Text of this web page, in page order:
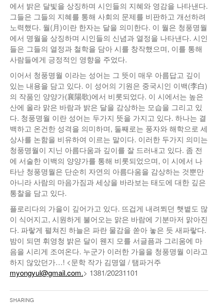
에서 밝은 달빛을 상징하며 시인들의 지혜와 영감을 나타낸다.
그들은 그들의 지혜를 통해 사회의 문제를 비판하고 개선하려
노력했다. 월(月)이란 한자는 달을 의미한다. 이 월은 청풍명월
에서 명월을 상징하며 시인들의 신념과 열정을 나타낸다. 시인
들은 그들의 열정과 철학을 담아 시를 창작했으며, 이를 통해
사람들에게 긍정적인 영향을 주었다.
이어서 청풍명월 이라는 성어는 그 뜻이 매우 아름답고 깊이
있는 내용을 담고 있다. 이 성어의 기원은 중국시인 이백(李白)
의 작품인 양양가(襄陽歌)에서 비롯되었다. 이 시에서는 높은
산에 올라 맑은 바람과 밝은 달을 감상하는 모습을 그리고 있
다. 청풍명월 이란 성어는 두가지 뜻을 가지고 있다. 하나는 결
백하고 온건한 성격을 의미하며, 둘째로는 풍자와 해학으로 세
상사를 논함을 비유하여 이르는 말이다. 이러한 두가지 의미는
청풍명월이 지닌 아름다움과 깊이를 잘 드러내고 있다. 좀 전
에 서술한 이백의 양양가를 통해 비롯되었으며, 이 시에서 나
타난 청풍명월은 단순히 자연의 아름다움을 감상하는 것뿐만
아니라 사람의 마음가짐과 세상을 바라보는 태도에 대한 깊은
통찰을 담고 있다.
플로리다의 가을이 깊어가고 있다. 뜨겁게 내려쬐던 햇볕도 많
이 식어지고, 시원하게 불어오는 맑은 바람에 기분마저 맑아진
다. 파랗게 펼쳐진 하늘은 파란 물감을 쏟아 놓은 듯 새파랗다.
밤이 되면 휘영청 밝은 달이 웬지 모를 서글픔과 그리움에 마
음을 시리게 조여온다. 누군가 이러한 가을을 청풍명월 이라고
하지 않았던가…! <문학 작가 김명열 / 탬파거주
myongyul@gmail.com.> 1381/20231101
Sharing